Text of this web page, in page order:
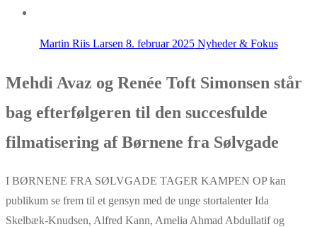
Martin Riis Larsen 8. februar 2025Nyheder & Fokus
Mehdi Avaz og Renée Toft Simonsen står
bag efterfølgeren til den succesfulde
filmatisering af Børnene fra Sølvgade
I BØRNENE FRA SØLVGADE TAGER KAMPEN OP kan
publikum se frem til et gensyn med de unge stortalenter Ida
Skelbæk-Knudsen, Alfred Kann, Amelia Ahmad Abdullatif og